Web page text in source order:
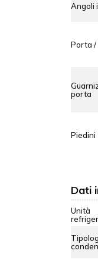
Angoli
Porta /
porta
Piedini
Dati
Unità